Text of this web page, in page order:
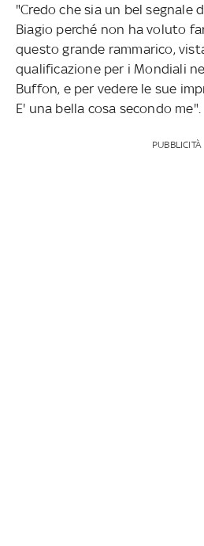
"Credo che sia un bel segnale
Biagio perché non ha voluto
questo grande rammarico,
qualificazione per i Mondiali
Buffon, e per vedere le sue
E' una bella cosa secondo me".
PUBBLICITÀ